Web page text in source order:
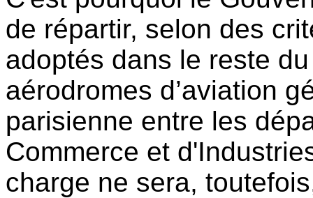
de répartir, selon des
adoptés dans le reste
aérodromes d’aviation
parisienne entre les
Commerce et
charge ne sera,